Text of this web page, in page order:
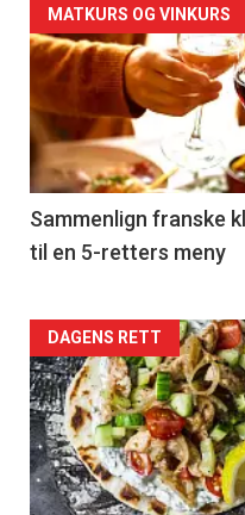
Forsiden
akkurat
nå
-
5
MATKURS OG VINKURS
Sammenlign franske
til en 5-retters meny
Forsiden
akkurat
nå
-
DAGENS RETT